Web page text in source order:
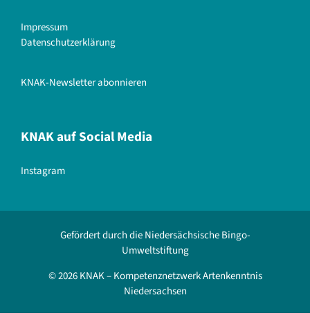
Impressum
Datenschutzerklärung
KNAK-Newsletter abonnieren
KNAK auf Social Media
Instagram
Gefördert durch die Niedersächsische Bingo-
Umweltstiftung
© 2026 KNAK – Kompetenznetzwerk Artenkenntnis
Niedersachsen